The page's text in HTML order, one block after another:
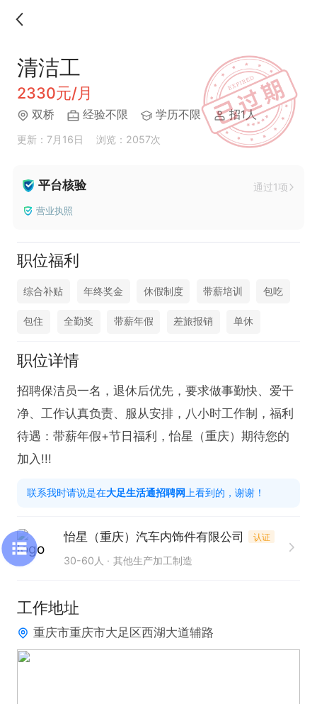
清洁工
2330元/月
双桥 经验不限 学历不限 招1人
更新：7月16日 浏览：2057次
平台核验 通过1项
营业执照
职位福利
综合补贴 年终奖金 休假制度 带薪培训 包吃
包住 全勤奖 带薪年假 差旅报销 单休
职位详情
招聘保洁员一名，退休后优先，要求做事勤快、爱干
净、工作认真负责、服从安排，八小时工作制，福利
待遇：带薪年假+节日福利，怡星（重庆）期待您的
加入!!!
联系我时请说是在大足生活通招聘网 上看到的，谢谢！
怡星（重庆）汽车内饰件有限公司 认证
30-60人 其他生产加工制造
工作地址
重庆市重庆市大足区西湖大道辅路